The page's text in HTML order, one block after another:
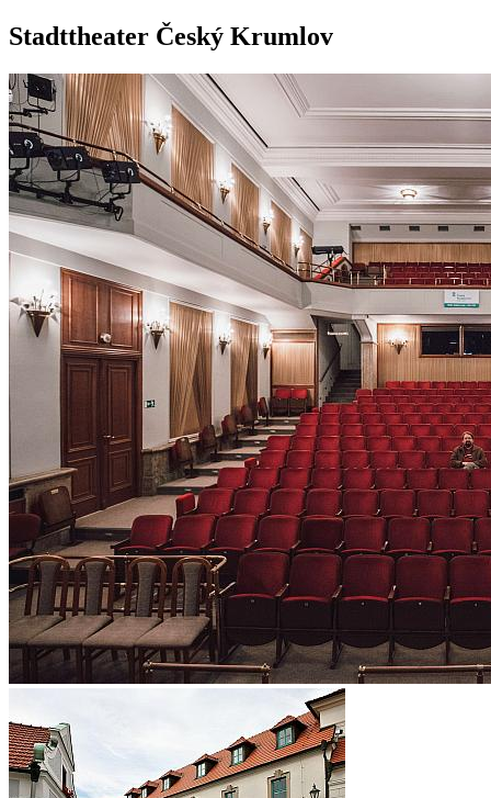
Stadttheater Český Krumlov